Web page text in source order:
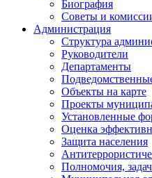
Биография
Советы и
Администрация
Структура
Руководители
Департаменты
Объекты на карте
Проекты
Установленные
Оценка
Защита населения
Полномочия,